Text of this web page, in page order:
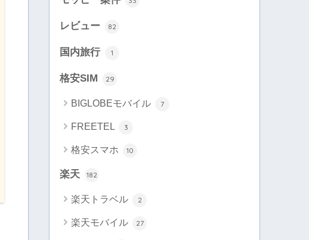
レビュー 82
国内旅行 1
格安SIM 29
BIGLOBEモバイル 7
FREETEL 3
格安スマホ 10
楽天 182
楽天トラベル 2
楽天モバイル 27